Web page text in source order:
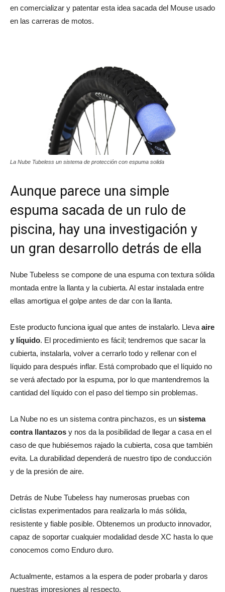
en comercializar y patentar esta idea sacada del Mouse usado
en las carreras de motos.
La Nube Tubeless un sistema de protección con espuma solida
Aunque parece una simple
espuma sacada de un rulo de
piscina, hay una investigación y
un gran desarrollo detrás de ella
Nube Tubeless se compone de una espuma con textura sólida
montada entre la llanta y la cubierta. Al estar instalada entre
ellas amortigua el golpe antes de dar con la llanta.
Este producto funciona igual que antes de instalarlo. Lleva aire
y líquido. El procedimiento es fácil; tendremos que sacar la
cubierta, instalarla, volver a cerrarlo todo y rellenar con el
líquido para después inflar. Está comprobado que el líquido no
se verá afectado por la espuma, por lo que mantendremos la
cantidad del líquido con el paso del tiempo sin problemas.
La Nube no es un sistema contra pinchazos, es un sistema
contra llantazos y nos da la posibilidad de llegar a casa en el
caso de que hubiésemos rajado la cubierta, cosa que también
evita. La durabilidad dependerá de nuestro tipo de conducción
y de la presión de aire.
Detrás de Nube Tubeless hay numerosas pruebas con
ciclistas experimentados para realizarla lo más sólida,
resistente y fiable posible. Obtenemos un producto innovador,
capaz de soportar cualquier modalidad desde XC hasta lo que
conocemos como Enduro duro.
Actualmente, estamos a la espera de poder probarla y daros
nuestras impresiones al respecto.